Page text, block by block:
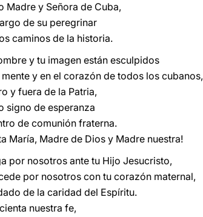
Madre y Señora de Cuba,
de su peregrinar
caminos de la historia.
y tu imagen están esculpidos
mente y en el corazón de todos los cubanos,
y fuera de la Patria,
signo de esperanza
de comunión fraterna.
María, Madre de Dios y Madre nuestra!
por nosotros ante tu Hijo Jesucristo,
por nosotros con tu corazón maternal,
de la caridad del Espíritu.
nuestra fe,